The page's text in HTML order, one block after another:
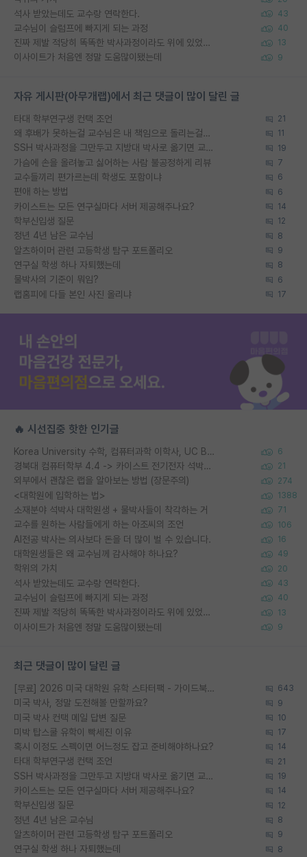
석사 받았는데도 교수랑 연락한다. 43
교수님이 슬럼프에 빠지게 되는 과정 40
진짜 제발 적당히 똑똑한 박사과정이라도 위에 있었으면.. 13
이사이트가 처음엔 정말 도움많이됐는데 9
자유 게시판(아무개랩)에서 최근 댓글이 많이 달린 글
타대 학부연구생 컨택 조언 21
왜 후배가 못하는걸 교수님은 내 책임으로 돌리는걸까요? 11
SSH 박사과정을 그만두고 지방대 박사로 옮기면 교수의 꿈은 끝일까요? 19
가슴에 손을 올려놓고 싫어하는 사람 불공정하게 리뷰 7
교수들끼리 편가르는데 학생도 포함이냐 6
편애 하는 방법 6
카이스트는 모든 연구실마다 서버 제공해주나요? 14
학부신입생 질문 12
정년 4년 남은 교수님 8
알츠하이머 관련 고등학생 탐구 포트폴리오 9
연구실 학생 하나 자퇴했는데 8
물박사의 기준이 뭐임? 6
랩홈피에 다들 본인 사진 올리냐 17
🔥 시선집중 핫한 인기글
Korea University 수학, 컴퓨터과학 이학사, UC Berkeley 산업공학 대학원 공학박사가 되는 것은 쉽지 않겠죠? 6
경북대 컴퓨터학부 4.4 -> 카이스트 전기전자 석박사통합과정 합격 21
외부에서 괜찮은 랩을 알아보는 방법 (장문주의) 274
<대학원에 입학하는 법> 1388
소재분야 석박사 대학원생 + 물박사들이 착각하는 거 71
교수를 원하는 사람들에게 하는 아조씨의 조언 106
AI전공 박사는 의사보다 돈을 더 많이 벌 수 있습니다. 16
대학원생들은 왜 교수님께 감사해야 하나요? 49
학위의 가치 20
석사 받았는데도 교수랑 연락한다. 43
교수님이 슬럼프에 빠지게 되는 과정 40
진짜 제발 적당히 똑똑한 박사과정이라도 위에 있었으면.. 13
이사이트가 처음엔 정말 도움많이됐는데 9
최근 댓글이 많이 달린 글
[무료] 2026 미국 대학원 유학 스타터팩 - 가이드북 & 합격자 컨택메일 템플릿 643
미국 박사, 정말 도전해볼 만할까요? 9
미국 박사 컨택 메일 답변 질문 10
미박 탑스쿨 유학이 빡세진 이유 17
혹시 이정도 스펙이면 어느정도 잡고 준비해야하나요? 14
타대 학부연구생 컨택 조언 21
SSH 박사과정을 그만두고 지방대 박사로 옮기면 교수의 꿈은 끝일까요? 19
카이스트는 모든 연구실마다 서버 제공해주나요? 14
학부신입생 질문 12
정년 4년 남은 교수님 8
알츠하이머 관련 고등학생 탐구 포트폴리오 9
연구실 학생 하나 자퇴했는데 8